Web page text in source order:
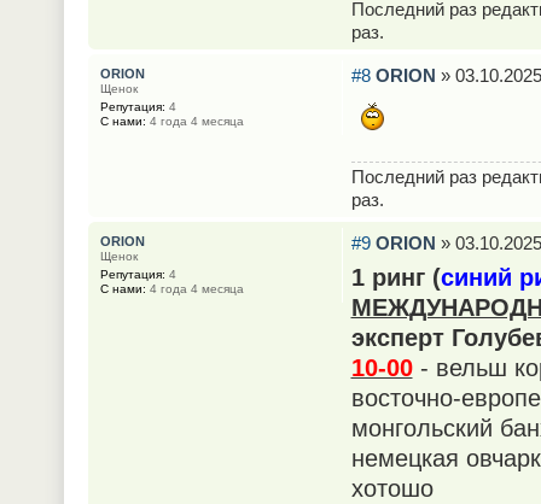
Последний раз
раз.
#8 ORION »
Последний раз
раз.
ORION
Щенок
Репутация: 4
С нами: 4 года 4 месяца
#9 ORION »
1 ринг (синий
эксперт
10-00- вельш
восточно-
монгольский
немецкая
хотошо
ORION
Щенок
Репутация: 4
С нами: 4 года 4 месяца